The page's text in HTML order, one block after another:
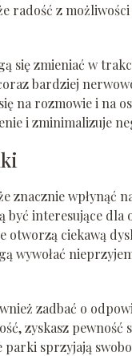
radość z
się zmieniać w
bardziej
na rozmowie i na
i zminimalizuje
wpłynąć
być interesujące
otworzą ciekawą
wywołać
zadbać o
zyskasz pewność
sprzyjają